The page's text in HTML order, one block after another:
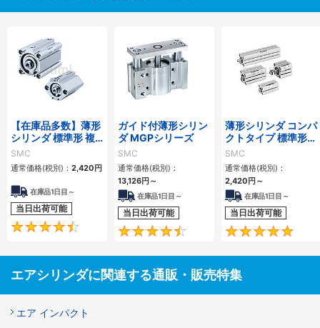
【在庫品多数】薄形
シリンダ 標準形 複
動・片ロッド CQ2
シリーズ
SMC
通常価格(税別)： 2,420 円
在庫品1日目～
当日出荷可能
4.5
ガイド付薄形シリン
ダ MGPシリーズ
SMC
通常価格(税別)：
13,126円 ～
在庫品1日目～
当日出荷可能
4.6
薄形シリンダ コンパ
クトタイプ 標準形
複動 片ロッド CQS
シリーズ
SMC
通常価格(税別)：
2,420 円 ～
在庫品1日目～
当日出荷可能
エアシリンダに関連する通販・販売特集
エア インパクト